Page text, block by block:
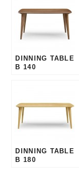
DINNING TABLE
B 140
DINNING TABLE
B 180